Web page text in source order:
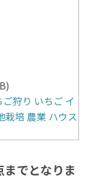
ご狩り いちご イ
栽培 農業 ハウス
でとなりま